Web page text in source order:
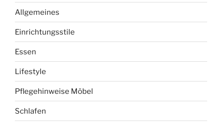
Allgemeines
Einrichtungsstile
Essen
Lifestyle
Pflegehinweise Möbel
Schlafen